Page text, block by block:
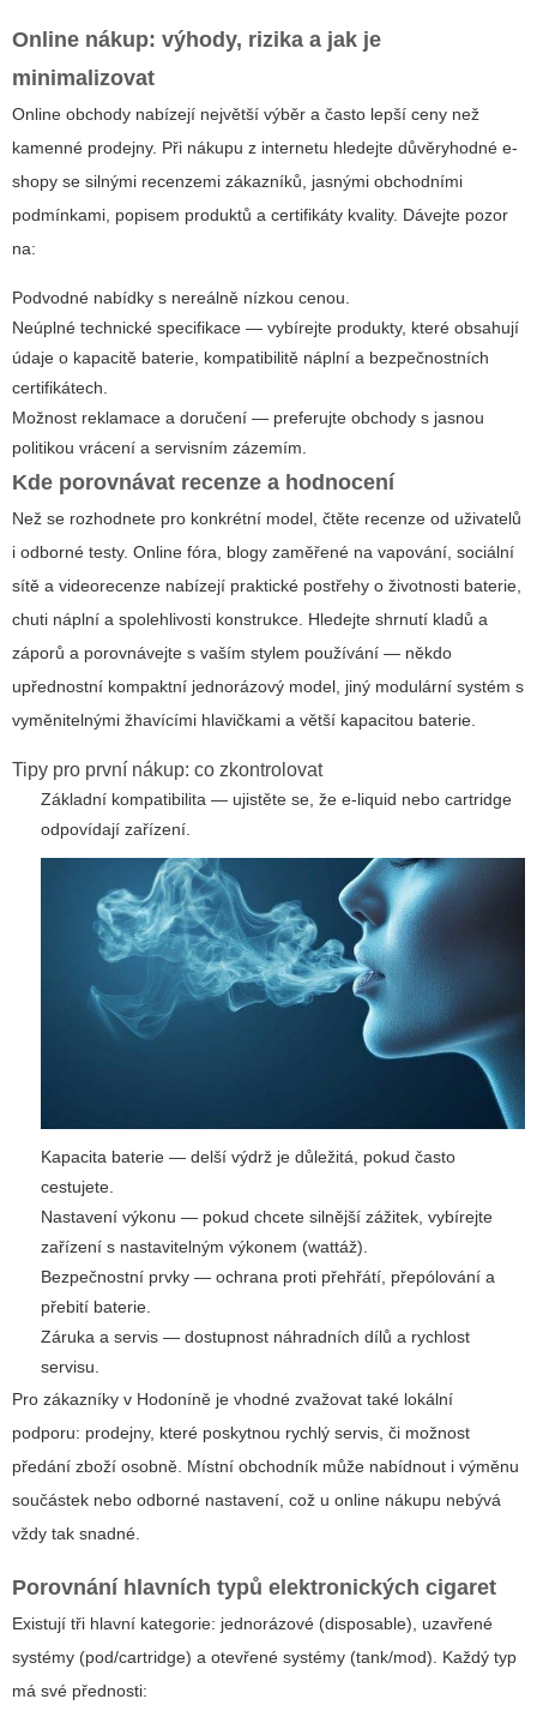
Online nákup: výhody, rizika a jak je
minimalizovat
Online obchody nabízejí největší výběr a často lepší ceny než
kamenné prodejny. Při nákupu z internetu hledejte důvěryhodné e-
shopy se silnými recenzemi zákazníků, jasnými obchodními
podmínkami, popisem produktů a certifikáty kvality. Dávejte pozor
na:
Podvodné nabídky s nereálně nízkou cenou.
Neúplné technické specifikace — vybírejte produkty, které obsahují
údaje o kapacitě baterie, kompatibilitě náplní a bezpečnostních
certifikátech.
Možnost reklamace a doručení — preferujte obchody s jasnou
politikou vrácení a servisním zázemím.
Kde porovnávat recenze a hodnocení
Než se rozhodnete pro konkrétní model, čtěte recenze od uživatelů
i odborné testy. Online fóra, blogy zaměřené na vapování, sociální
sítě a videorecenze nabízejí praktické postřehy o životnosti baterie,
chuti náplní a spolehlivosti konstrukce. Hledejte shrnutí kladů a
záporů a porovnávejte s vaším stylem používání — někdo
upřednostní kompaktní jednorázový model, jiný modulární systém s
vyměnitelnými žhavícími hlavičkami a větší kapacitou baterie.
Tipy pro první nákup: co zkontrolovat
Základní kompatibilita — ujistěte se, že e-liquid nebo cartridge
odpovídají zařízení.
Kapacita baterie — delší výdrž je důležitá, pokud často
cestujete.
Nastavení výkonu — pokud chcete silnější zážitek, vybírejte
zařízení s nastavitelným výkonem (wattáž).
Bezpečnostní prvky — ochrana proti přehřátí, přepólování a
přebití baterie.
Záruka a servis — dostupnost náhradních dílů a rychlost
servisu.
Pro zákazníky v Hodoníně je vhodné zvažovat také lokální
podporu: prodejny, které poskytnou rychlý servis, či možnost
předání zboží osobně. Místní obchodník může nabídnout i výměnu
součástek nebo odborné nastavení, což u online nákupu nebývá
vždy tak snadné.
Porovnání hlavních typů elektronických cigaret
Existují tři hlavní kategorie: jednorázové (disposable) , uzavřené
systémy (pod/cartridge) a otevřené systémy (tank/mod). Každý typ
má své přednosti: